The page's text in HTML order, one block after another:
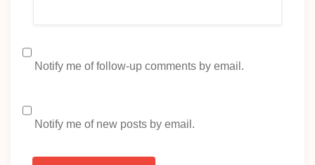
Notify me of follow-up comments by email.
Notify me of new posts by email.